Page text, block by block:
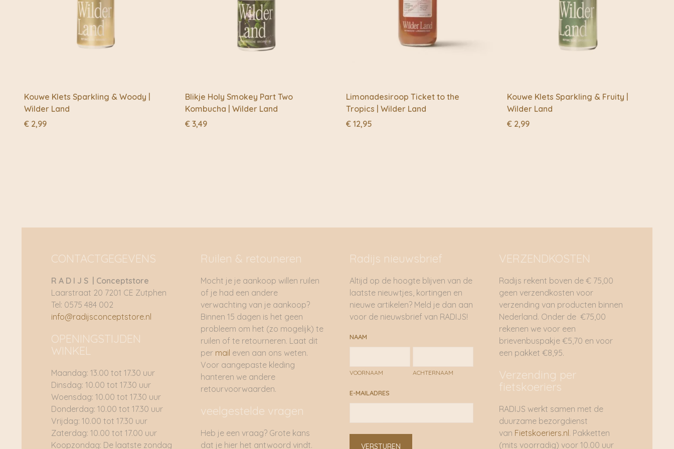
Verwilder jezelf en geniet van de lekkerste producten die de Nederlandse natuur
herstellen.
Kouwe Klets Sparkling & Woody |
Wilder Land
€ 2,99
Blikje Holy Smokey Part Two
Kombucha | Wilder Land
€ 3,49
Limonadesiroop Ticket to the
Tropics | Wilder Land
€ 12,95
Kouwe Klets Sparkling & Fruity |
Wilder Land
€ 2,99
CONTACTGEGEVENS
R A D I J S | Conceptstore
Laarstraat 20 7201 CE Zutphen
Tel: 0575 484 002
info@radijsconceptstore.nl
OPENINGSTIJDEN
WINKEL
Maandag: 13.00 tot 17.30 uur
Dinsdag: 10.00 tot 17.30 uur
Woensdag: 10.00 tot 17.30 uur
Donderdag: 10.00 tot 17.30 uur
Vrijdag: 10.00 tot 17.30 uur
Zaterdag: 10.00 tot 17.00 uur
Koopzondag: De laatste zondag
Ruilen & retouneren
Mocht je je aankoop willen ruilen
of je had een andere
verwachting van je aankoop?
Binnen 15 dagen is het geen
probleem om het (zo mogelijk) te
ruilen of te retourneren. Laat dit
permail even aan ons weten.
Voor aangepaste kleding
hanteren we andere
retourvoorwaarden.
veelgestelde vragen
Heb je een vraag? Grote kans
dat je hier het antwoord vindt.
Radijs nieuwsbrief
Altijd op de hoogte blijven van de
laatste nieuwtjes, kortingen en
nieuwe artikelen? Meld je dan aan
voor de nieuwsbrief van RADIJS!
NAAM
VOORNAAM ACHTERNAAM
E-MAILADRES
VERSTUREN
VERZENDKOSTEN
Radijs rekent boven de € 75,00
geen verzendkosten voor
verzending van producten binnen
Nederland. Onder de €75,00
rekenen we voor een
brievenbuspakje €5,70 en voor
een pakket €8,95.
Verzending per
fietskoeriers
RADIJS werkt samen met de
duurzame bezorgdienst
van Fietskoeriers.nl . Pakketten
(mits voorradig) voor 10.00 uur